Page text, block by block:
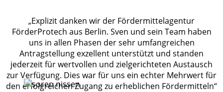
„Explizit danken wir der Fördermittelagentur
FörderProtech aus Berlin. Sven und sein Team haben
uns in allen Phasen der sehr umfangreichen
Antragstellung exzellent unterstützt und standen
jederzeit für wertvollen und zielgerichteten Austausch
zur Verfügung. Dies war für uns ein echter Mehrwert für
den erfolgreichen Zugang zu erheblichen Fördermitteln“